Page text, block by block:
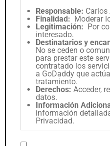
Responsable: Carlos
Finalidad: Moderar
Legitimación: Por
interesado.
Destinatarios y
No se ceden o
para prestar este
contratado los
a GoDaddy que
tratamiento.
Derechos: Acceder,
datos.
Información
información
Privacidad.